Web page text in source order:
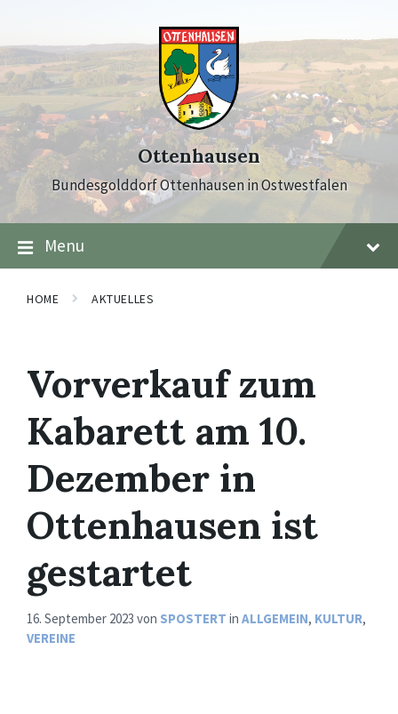
content
main
navigation
footer
Ottenhausen
Bundesgolddorf Ottenhausen in Ostwestfalen
Menu
HOME AKTUELLES
Vorverkauf zum
Kabarett am 10.
Dezember in
Ottenhausen ist
gestartet
16. September 2023 von SPOSTERT in ALLGEMEIN, KULTUR,
VEREINE